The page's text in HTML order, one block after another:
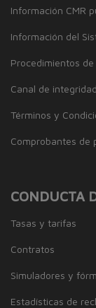
Información CMR
Información del
Procedimientos
Canal de integridad
Términos y
Comprobantes de
CONDUCTA
Tasas y tarifas
Contratos
Simuladores y
Estadísticas de